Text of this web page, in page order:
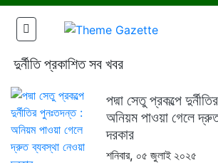
দুর্নীতি প্রকাশিত সব খবর
পদ্মা সেতু প্রকল্পে
অনিয়ম পাওয়া গেলে
দরকার
শনিবার, ০৫ জুলাই ২০২৫